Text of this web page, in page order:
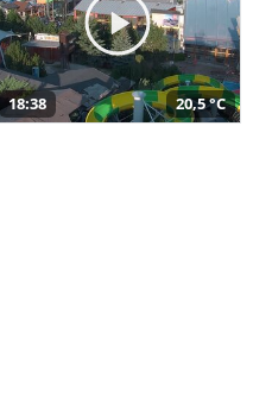
18:38 20,5 °C